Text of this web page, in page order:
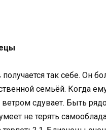
так себе. Он
семьёй. Когда
сдувает. Быть
не терять